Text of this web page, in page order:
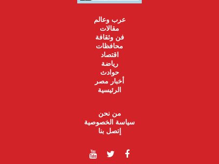
عرب وعالم
مقالات
فن وثقافة
محافظات
اقتصاد
رياضة
حوادث
أخبار مصر
الرئيسية
من نحن
سياسة الخصوصية
إتصل بنا